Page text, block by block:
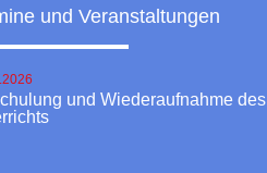
und Veranstaltungen
und Wiederaufnahme des